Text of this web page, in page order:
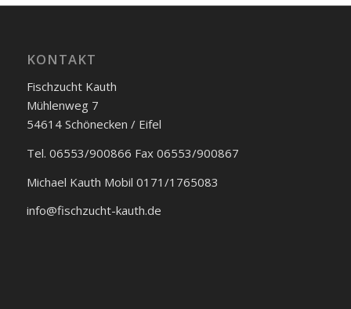
KONTAKT
Fischzucht Kauth
Mühlenweg 7
54614 Schönecken / Eifel
Tel. 06553/900866 Fax 06553/900867
Michael Kauth Mobil 0171/1765083
info@fischzucht-kauth.de